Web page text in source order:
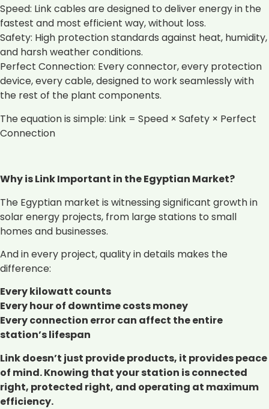
Speed: Link cables are designed to deliver energy in the
fastest and most efficient way, without loss.
Safety: High protection standards against heat, humidity,
and harsh weather conditions.
Perfect Connection: Every connector, every protection
device, every cable, designed to work seamlessly with
the rest of the plant components.
The equation is simple: Link = Speed × Safety × Perfect
Connection
Why is Link Important in the Egyptian Market?
The Egyptian market is witnessing significant growth in
solar energy projects, from large stations to small
homes and businesses.
And in every project, quality in details makes the
difference:
Every kilowatt counts
Every hour of downtime costs money
Every connection error can affect the entire
station’s lifespan
Link doesn’t just provide products, it provides peace
of mind. Knowing that your station is connected
right, protected right, and operating at maximum
efficiency.